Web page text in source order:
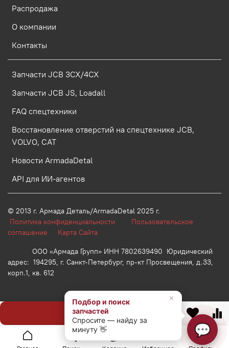
Предзаказ
Распродажа
О компании
Контакты
Запчасти JCB 3CX/4CX
Запчасти JCB JS, Loadall
FAQ спецтехники
Восстановление отверстий на спецтехнике JCB,
VOLVO, CAT
Новости ArmadaDetal
API для ИИ-агентов
© 2013 г. Армада Деталь/ArmadaDetal 2025 г.
Политика конфиденциальности
Пользовательское
соглашение Карта Сайта
ООО «Армада Групп» ИНН 7802639490 Юридический
адрес: 194295, г. Санкт-Петербург, пр-кт Просвещения, д.33,
корп.1, кв. 612
💬
×
Подбор и поиск
запчастей
Спросите — найду за
минуту 👋